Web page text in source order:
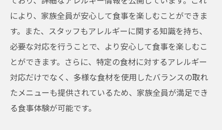
により、家族全員が安心して食事を楽しむことができま
す。また、スタッフもアレルギーに関する知識を持ち、
必要な対応を行うことで、より安心して食事を楽しむこ
とができます。さらに、特定の食材に対するアレルギー
対応だけでなく、多様な食材を使用したバランスの取れ
たメニューも提供されているため、家族全員が満足でき
る食事体験が可能です。